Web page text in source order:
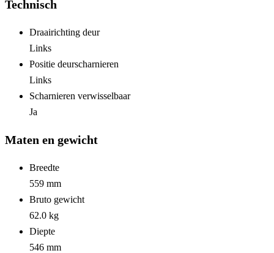
Technisch
Draairichting deur
Links
Positie deurscharnieren
Links
Scharnieren verwisselbaar
Ja
Maten en gewicht
Breedte
559 mm
Bruto gewicht
62.0 kg
Diepte
546 mm